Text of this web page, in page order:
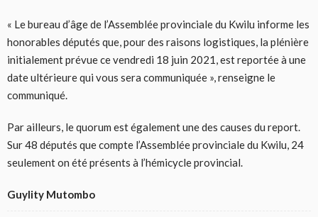
« Le bureau d’âge de l’Assemblée provinciale du Kwilu informe les
honorables députés que, pour des raisons logistiques, la plénière
initialement prévue ce vendredi 18 juin 2021, est reportée à une
date ultérieure qui vous sera communiquée », renseigne le
communiqué.
Par ailleurs, le quorum est également une des causes du report.
Sur 48 députés que compte l’Assemblée provinciale du Kwilu, 24
seulement on été présents à l’hémicycle provincial.
Guylity Mutombo